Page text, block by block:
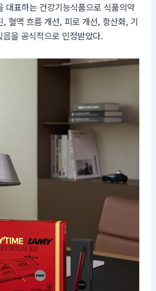
대표하는 건강기능식품으로 식품의약
혈액 흐름 개선, 피로 개선, 항산화, 기
을 공식적으로 인정받았다.